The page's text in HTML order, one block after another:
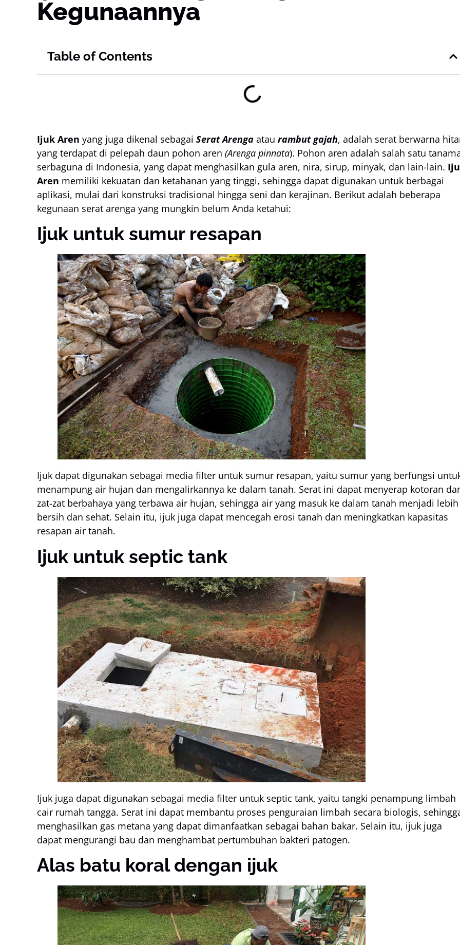
Kegunaannya
Table of Contents
Ijuk Aren yang juga dikenal sebagai Serat Arenga atau rambut gajah, adalah serat berwarna
yang terdapat di pelepah daun pohon aren (Arenga pinnata). Pohon aren adalah salah satu
serbaguna di Indonesia, yang dapat menghasilkan gula aren, nira, sirup, minyak, dan lain-lain.
Aren memiliki kekuatan dan ketahanan yang tinggi, sehingga dapat digunakan untuk berbagai
aplikasi, mulai dari konstruksi tradisional hingga seni dan kerajinan. Berikut adalah beberapa
kegunaan serat arenga yang mungkin belum Anda ketahui:
Ijuk untuk sumur resapan
Ijuk dapat digunakan sebagai media filter untuk sumur resapan, yaitu sumur yang berfungsi
menampung air hujan dan mengalirkannya ke dalam tanah. Serat ini dapat menyerap kotoran
zat-zat berbahaya yang terbawa air hujan, sehingga air yang masuk ke dalam tanah menjadi lebih
bersih dan sehat. Selain itu, ijuk juga dapat mencegah erosi tanah dan meningkatkan kapasitas
resapan air tanah.
Ijuk untuk septic tank
Ijuk juga dapat digunakan sebagai media filter untuk septic tank, yaitu tangki penampung limbah
cair rumah tangga. Serat ini dapat membantu proses penguraian limbah secara biologis,
menghasilkan gas metana yang dapat dimanfaatkan sebagai bahan bakar. Selain itu, ijuk juga
dapat mengurangi bau dan menghambat pertumbuhan bakteri patogen.
Alas batu koral dengan ijuk